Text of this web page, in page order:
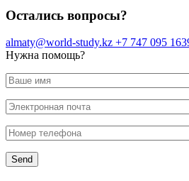
Остались вопросы?
almaty@world-study.kz +7 747 095
Нужна помощь?